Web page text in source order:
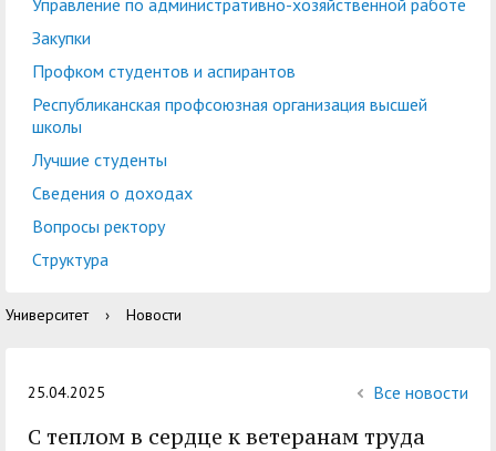
Международная
деятельность
Управление по
административно-
Закупки
Республиканская
организация высшей
Центр тестирования
иностранных граждан
по русскому языку
Центр развития
компетенций
Центр русского языка
обучающихся ГАГУ
Образовательный
Информация о
Управление по административно-хозяйственной работе
Закупки
Профком студентов и аспирантов
Республиканская профсоюзная организация высшей
школы
Лучшие студенты
Сведения о доходах
Вопросы ректору
Структура
Университет › Новости
25.04.2025 Все новости
С теплом в сердце к ветеранам труда